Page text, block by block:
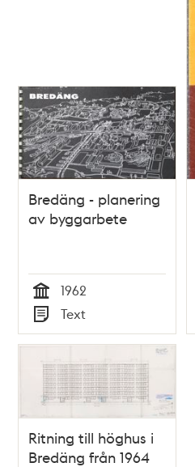
Bredäng - planering
av byggarbete
Tid
1962
Typ
Text
Ritning till höghus i
Bredäng från 1964